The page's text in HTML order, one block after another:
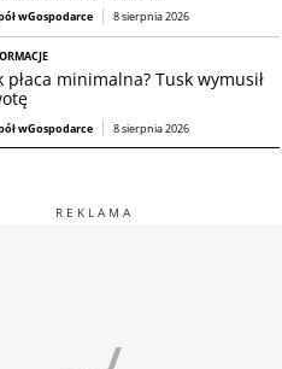
wGospodarce 8 sierpnia 2026
płaca minimalna? Tusk wymusił
wGospodarce 8 sierpnia 2026